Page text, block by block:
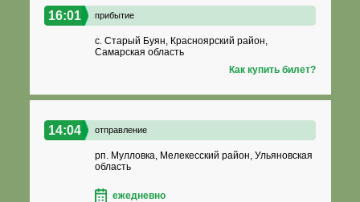
16:01 прибытие
с. Старый Буян, Красноярский район,
Самарская область
Как купить билет?
14:04 отправление
рп. Мулловка, Мелекесский район, Ульяновская
область
ежедневно